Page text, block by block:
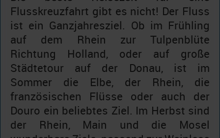
Flusskreuzfahrt gibt es nicht! Der Fluss
ist ein Ganzjahresziel. Ob im Frühling
auf dem Rhein zur Tulpenblüte
Richtung Holland, oder auf große
Städtetour auf der Donau, ist im
Sommer die Elbe, der Rhein, die
französischen Flüsse oder auch der
Douro ein beliebtes Ziel. Im Herbst sind
der Rhein, Main und die Mosel